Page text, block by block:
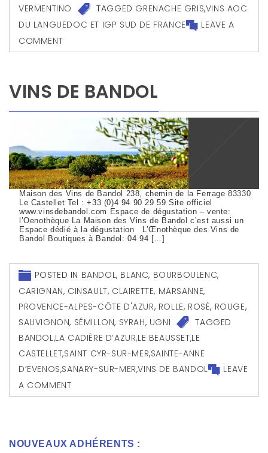
VERMENTINO
TAGGED GRENACHE GRIS,VINS AOC
DU LANGUEDOC ET IGP SUD DE FRANCE
LEAVE A
COMMENT
VINS DE BANDOL
Maison des Vins de Bandol 238, chemin de la Ferrage 83330
Le Castellet Tel : +33 (0)4 94 90 29 59 Site officiel
www.vinsdebandol.com Espace de dégustation – vente:
l’Oenothèque La Maison des Vins de Bandol c’est aussi un
Espace dédié à la dégustation L’Œnothèque des Vins de
Bandol Boutiques à Bandol: 04 94 […]
POSTED IN BANDOL, BLANC, BOURBOULENC,
CARIGNAN, CINSAULT, CLAIRETTE, MARSANNE,
PROVENCE-ALPES-CÔTE D'AZUR, ROLLE, ROSÉ, ROUGE,
SAUVIGNON, SÉMILLON, SYRAH, UGNI
TAGGED
BANDOL,LA CADIÈRE D’AZUR,LE BEAUSSET,LE
CASTELLET,SAINT CYR-SUR-MER,SAINTE-ANNE
D’EVENOS,SANARY-SUR-MER,VINS DE BANDOL
LEAVE
A COMMENT
NOUVEAUX ADHÉRENTS :